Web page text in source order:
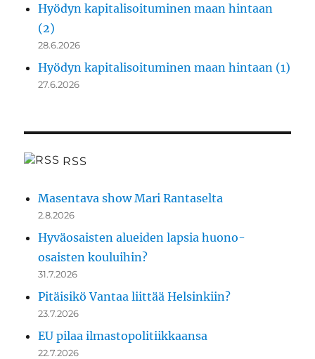
Hyödyn kapitalisoituminen maan hintaan
(2)
28.6.2026
Hyödyn kapitalisoituminen maan hintaan (1)
27.6.2026
RSS
Masentava show Mari Rantaselta
2.8.2026
Hyväosaisten alueiden lapsia huono-
osaisten kouluihin?
31.7.2026
Pitäisikö Vantaa liittää Helsinkiin?
23.7.2026
EU pilaa ilmastopolitiikkaansa
22.7.2026